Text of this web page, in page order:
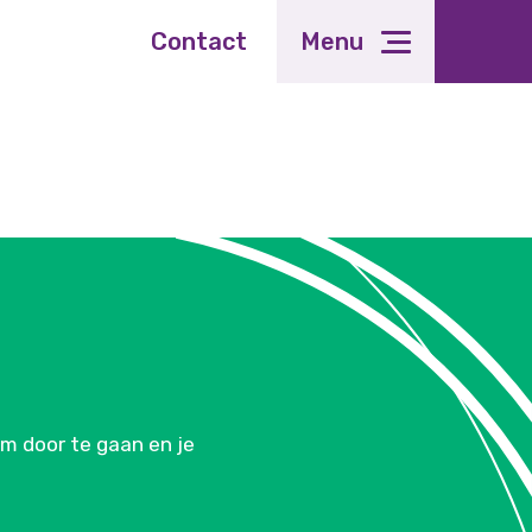
Contact Menu
door te gaan en je